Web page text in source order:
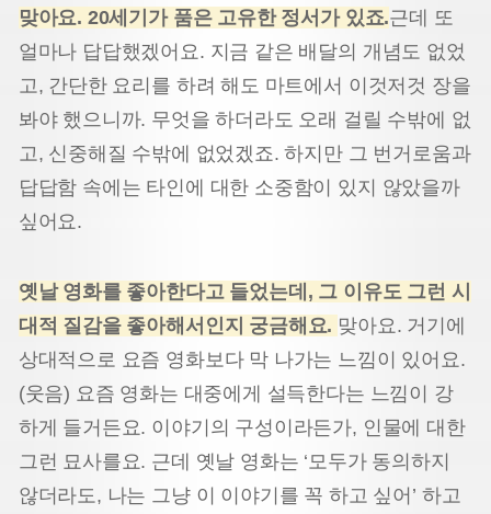
맞아요. 20세기가 품은 고유한 정서가 있죠.근데 또
얼마나 답답했겠어요. 지금 같은 배달의 개념도 없었
고, 간단한 요리를 하려 해도 마트에서 이것저것 장을
봐야 했으니까. 무엇을 하더라도 오래 걸릴 수밖에 없
고, 신중해질 수밖에 없었겠죠. 하지만 그 번거로움과
답답함 속에는 타인에 대한 소중함이 있지 않았을까
싶어요.
옛날 영화를 좋아한다고 들었는데, 그 이유도 그런 시
대적 질감을 좋아해서인지 궁금해요. 맞아요. 거기에
상대적으로 요즘 영화보다 막 나가는 느낌이 있어요.
(웃음) 요즘 영화는 대중에게 설득한다는 느낌이 강
하게 들거든요. 이야기의 구성이라든가, 인물에 대한
그런 묘사를요. 근데 옛날 영화는 ‘모두가 동의하지
않더라도, 나는 그냥 이 이야기를 꼭 하고 싶어’ 하고